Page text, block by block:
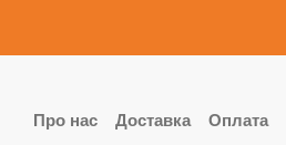
Про нас Доставка Оплата